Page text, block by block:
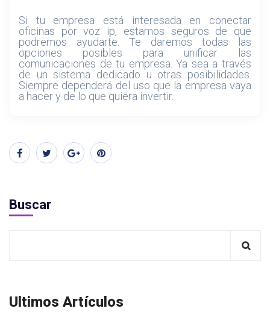
Si tu empresa está interesada en conectar
oficinas por voz ip, estamos seguros de que
podremos ayudarte. Te daremos todas las
opciones posibles para unificar las
comunicaciones de tu empresa. Ya sea a través
de un sistema dedicado u otras posibilidades.
Siempre dependerá del uso que la empresa vaya
a hacer y de lo que quiera invertir.
Buscar
Ultimos Artículos